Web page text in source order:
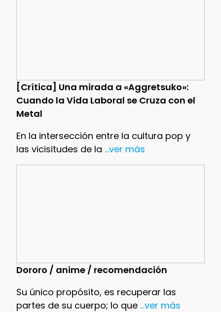
[Crítica] Una mirada a «Aggretsuko»:
Cuando la Vida Laboral se Cruza con el
Metal
En la intersección entre la cultura pop y
las vicisitudes de la ...ver más
Dororo / anime / recomendación
Su único propósito, es recuperar las
partes de su cuerpo; lo que...ver más